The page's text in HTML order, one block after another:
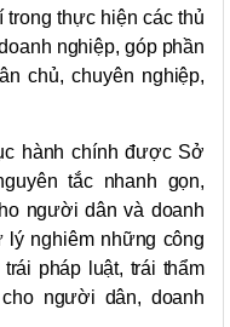
trong thực hiện các thủ
nghiệp, góp phần
chủ, chuyên nghiệp,
hành chính được Sở
tắc nhanh gọn,
người dân và doanh
lý nghiêm những công
pháp luật, trái thẩm
người dân, doanh